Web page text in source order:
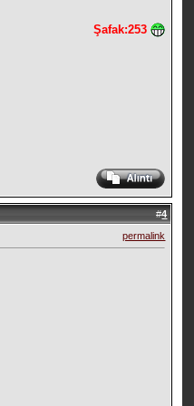
Şafak:253
#4
permalink